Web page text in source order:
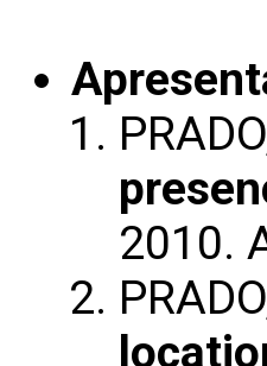
2010.